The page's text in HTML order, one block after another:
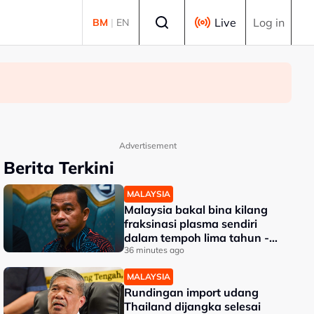
BM | EN Live Log in
Advertisement
Berita Terkini
MALAYSIA
Malaysia bakal bina kilang
fraksinasi plasma sendiri
dalam tempoh lima tahun -
KKM
36 minutes ago
MALAYSIA
Rundingan import udang
Thailand dijangka selesai